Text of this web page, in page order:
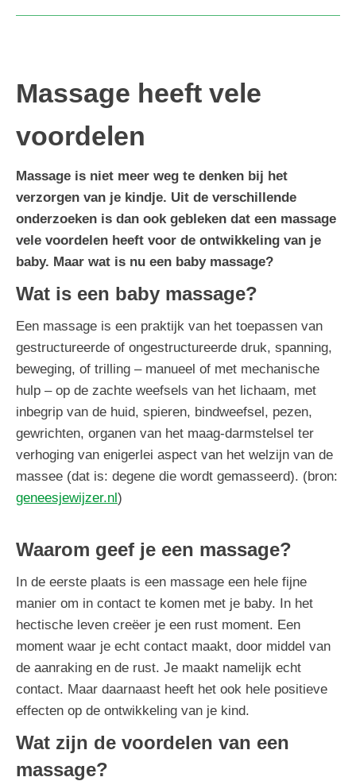
Massage heeft vele
voordelen
Massage is niet meer weg te denken bij het
verzorgen van je kindje. Uit de verschillende
onderzoeken is dan ook gebleken dat een massage
vele voordelen heeft voor de ontwikkeling van je
baby. Maar wat is nu een baby massage?
Wat is een baby massage?
Een massage is een praktijk van het toepassen van
gestructureerde of ongestructureerde druk, spanning,
beweging, of trilling – manueel of met mechanische
hulp – op de zachte weefsels van het lichaam, met
inbegrip van de huid, spieren, bindweefsel, pezen,
gewrichten, organen van het maag-darmstelsel ter
verhoging van enigerlei aspect van het welzijn van de
massee (dat is: degene die wordt gemasseerd). (bron:
geneesjewijzer.nl)
Waarom geef je een massage?
In de eerste plaats is een massage een hele fijne
manier om in contact te komen met je baby. In het
hectische leven creëer je een rust moment. Een
moment waar je echt contact maakt, door middel van
de aanraking en de rust. Je maakt namelijk echt
contact. Maar daarnaast heeft het ook hele positieve
effecten op de ontwikkeling van je kind.
Wat zijn de voordelen van een
massage?